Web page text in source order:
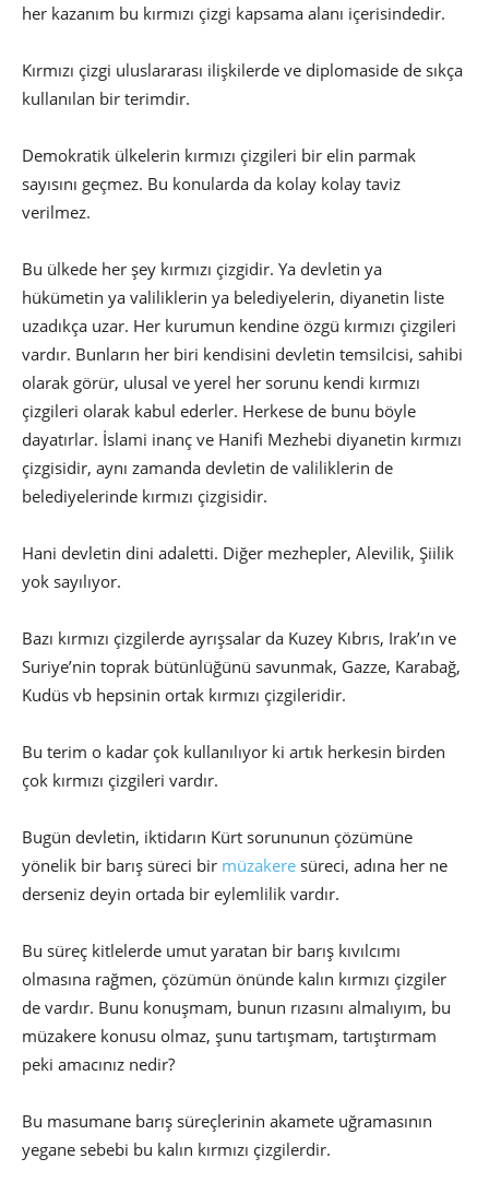
her kazanım bu kırmızı çizgi kapsama alanı içerisindedir.
Kırmızı çizgi uluslararası ilişkilerde ve diplomaside de sıkça
kullanılan bir terimdir.
Demokratik ülkelerin kırmızı çizgileri bir elin parmak
sayısını geçmez. Bu konularda da kolay kolay taviz
verilmez.
Bu ülkede her şey kırmızı çizgidir. Ya devletin ya
hükümetin ya valiliklerin ya belediyelerin, diyanetin liste
uzadıkça uzar. Her kurumun kendine özgü kırmızı çizgileri
vardır. Bunların her biri kendisini devletin temsilcisi, sahibi
olarak görür, ulusal ve yerel her sorunu kendi kırmızı
çizgileri olarak kabul ederler. Herkese de bunu böyle
dayatırlar. İslami inanç ve Hanifi Mezhebi diyanetin kırmızı
çizgisidir, aynı zamanda devletin de valiliklerin de
belediyelerinde kırmızı çizgisidir.
Hani devletin dini adaletti. Diğer mezhepler, Alevilik, Şiilik
yok sayılıyor.
Bazı kırmızı çizgilerde ayrışsalar da Kuzey Kıbrıs, Irak’ın ve
Suriye’nin toprak bütünlüğünü savunmak, Gazze, Karabağ,
Kudüs vb hepsinin ortak kırmızı çizgileridir.
Bu terim o kadar çok kullanılıyor ki artık herkesin birden
çok kırmızı çizgileri vardır.
Bugün devletin, iktidarın Kürt sorununun çözümüne
yönelik bir barış süreci bir müzakere süreci, adına her ne
derseniz deyin ortada bir eylemlilik vardır.
Bu süreç kitlelerde umut yaratan bir barış kıvılcımı
olmasına rağmen, çözümün önünde kalın kırmızı çizgiler
de vardır. Bunu konuşmam, bunun rızasını almalıyım, bu
müzakere konusu olmaz, şunu tartışmam, tartıştırmam
peki amacınız nedir?
Bu masumane barış süreçlerinin akamete uğramasının
yegane sebebi bu kalın kırmızı çizgilerdir.